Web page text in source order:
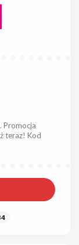
Promocja
teraz! Kod